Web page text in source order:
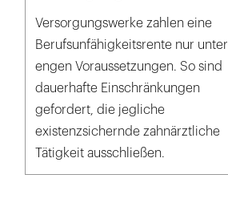
Versorgungswerke zahlen eine
Berufsunfähigkeitsrente nur unter
engen Voraussetzungen. So sind
dauerhafte Einschränkungen
gefordert, die jegliche
existenzsichernde zahnärztliche
Tätigkeit ausschließen.